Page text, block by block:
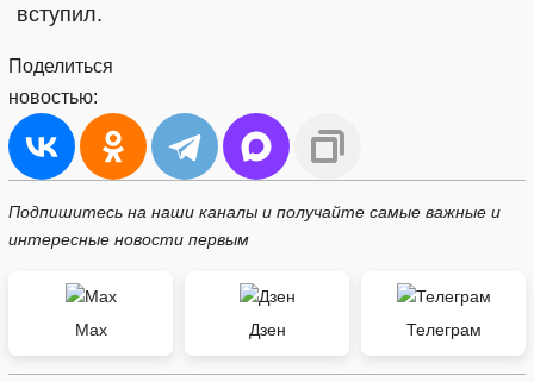
вступил.
Поделиться
новостью:
Подпишитесь на наши каналы и получайте самые важные и
интересные новости первым
Max Дзен Телеграм